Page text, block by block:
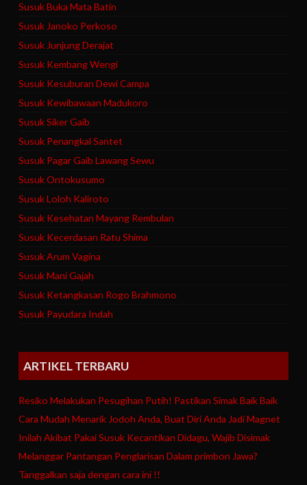
Susuk Buka Mata Batin
Susuk Janoko Perkoso
Susuk Junjung Derajat
Susuk Kembang Wengi
Susuk Kesuburan Dewi Campa
Susuk Kewibawaan Madukoro
Susuk Siker Gaib
Susuk Penangkal Santet
Susuk Pagar Gaib Lawang Sewu
Susuk Ontokusumo
Susuk Loloh Kaliroto
Susuk Kesehatan Mayang Rembulan
Susuk Kecerdasan Ratu Shima
Susuk Arum Vagina
Susuk Mani Gajah
Susuk Ketangkasan Rogo Brahmono
Susuk Payudara Indah
ARTIKEL TERBARU
Resiko Melakukan Pesugihan Putih! Pastikan Simak Baik Baik
Cara Mudah Menarik Jodoh Anda, Buat Diri Anda Jadi Magnet
Inilah Akibat Pakai Susuk Kecantikan Didagu, Wajib Disimak
Melanggar Pantangan Penglarisan Dalam primbon Jawa?
Tanggalkan saja dengan cara ini !!